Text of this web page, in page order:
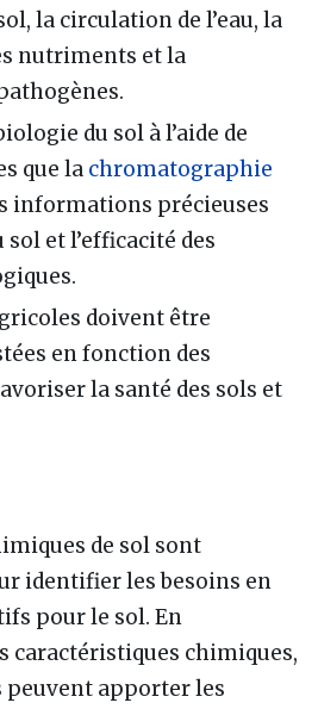
la circulation de l’eau, la
nutriments et la
du sol à l’aide de
que la chromatographie
informations précieuses
et l’efficacité des
doivent être
en fonction des
la santé des sols et
de sol sont
identifier les besoins en
pour le sol. En
caractéristiques chimiques,
apporter les